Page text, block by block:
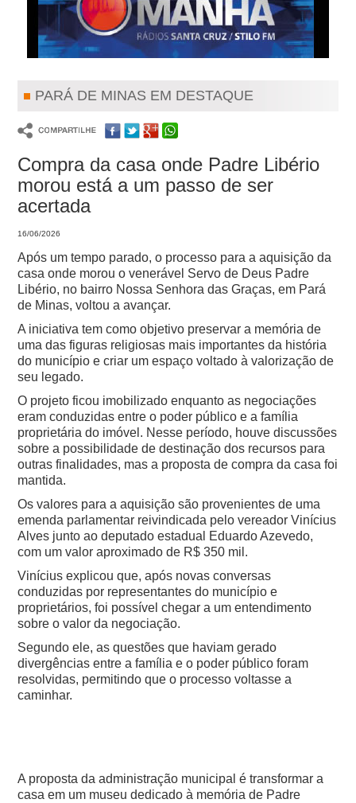
PARÁ DE MINAS EM DESTAQUE
Compra da casa onde Padre Libério
morou está a um passo de ser
acertada
16/06/2026
Após um tempo parado, o processo para a aquisição da
casa onde morou o venerável Servo de Deus Padre
Libério, no bairro Nossa Senhora das Graças, em Pará
de Minas, voltou a avançar.
A iniciativa tem como objetivo preservar a memória de
uma das figuras religiosas mais importantes da história
do município e criar um espaço voltado à valorização de
seu legado.
O projeto ficou imobilizado enquanto as negociações
eram conduzidas entre o poder público e a família
proprietária do imóvel. Nesse período, houve discussões
sobre a possibilidade de destinação dos recursos para
outras finalidades, mas a proposta de compra da casa foi
mantida.
Os valores para a aquisição são provenientes de uma
emenda parlamentar reivindicada pelo vereador Vinícius
Alves junto ao deputado estadual Eduardo Azevedo,
com um valor aproximado de R$ 350 mil.
Vinícius explicou que, após novas conversas
conduzidas por representantes do município e
proprietários, foi possível chegar a um entendimento
sobre o valor da negociação.
Segundo ele, as questões que haviam gerado
divergências entre a família e o poder público foram
resolvidas, permitindo que o processo voltasse a
caminhar.
A proposta da administração municipal é transformar a
casa em um museu dedicado à memória de Padre